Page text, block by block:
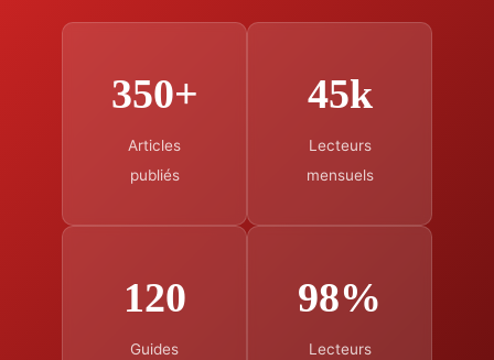
350+
Articles
publiés
45k
Lecteurs
mensuels
120
Guides
98%
Lecteurs